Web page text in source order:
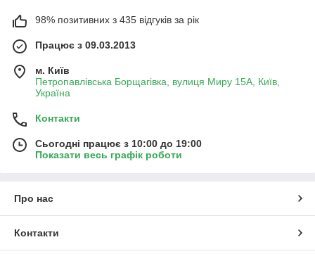
98% позитивних з 435 відгуків за рік
Працює з 09.03.2013
м. Київ
Петропавлівська Борщагівка, вулиця Миру 15А, Київ,
Україна
Контакти
Сьогодні працює з 10:00 до 19:00
Показати весь графік роботи
Про нас
Контакти